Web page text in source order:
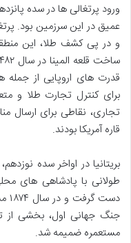
ورود پرتغالی ها در سده
قدرت های اروپایی از جمله
برای کنترل تجارت طلا و
تجاری، نقاطی برای ارسال
قاره آمریکا بودند.
بریتانیا در اواخر سده
طولانی با پادشاهی های
جنگ جهانی اول، بخشی از
مستعمره ضمیمه شد.